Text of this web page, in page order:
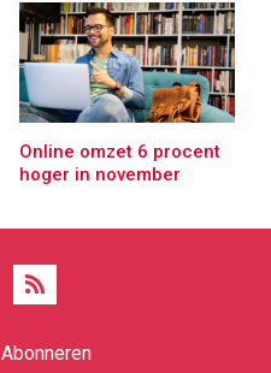
Online omzet 6 procent
hoger in november
Abonneren